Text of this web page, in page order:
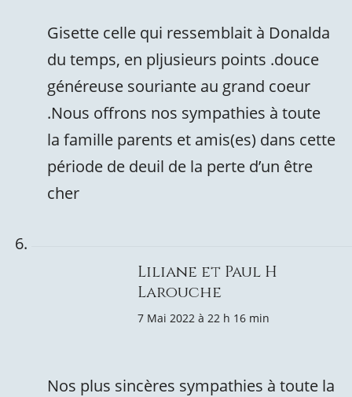
Gisette celle qui ressemblait à Donalda
du temps, en pljusieurs points .douce
généreuse souriante au grand coeur
.Nous offrons nos sympathies à toute
la famille parents et amis(es) dans cette
période de deuil de la perte d’un être
cher
Liliane et Paul H
Larouche
7 Mai 2022 à 22 h 16 min
Nos plus sincères sympathies à toute la